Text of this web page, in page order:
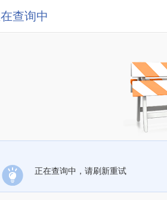
查询中
正在查询中，请刷新重试